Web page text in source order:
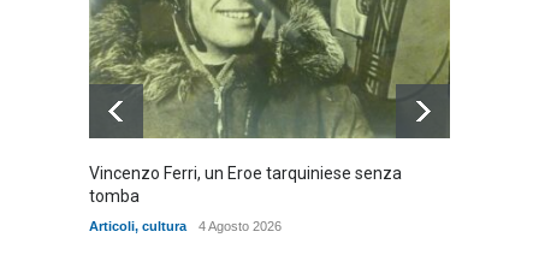
Vincenzo Ferri, un Eroe tarquiniese senza
tomba
Articoli, cultura 4 Agosto 2026